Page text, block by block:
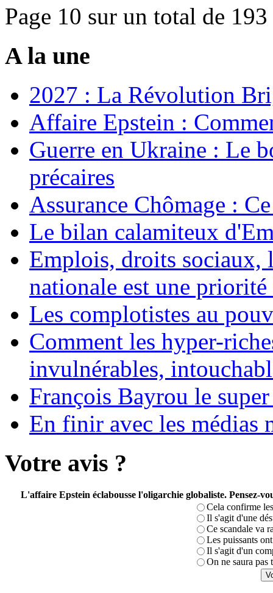
Page 10 sur un total de 193
A la une
2027 : La Révolution
Affaire Epstein :
Guerre en Ukraine : Le
précaires
Assurance Chômage :
Le bilan calamiteux
Emplois, droits sociaux,
nationale est une
Les complotistes au
Comment les hyper-
invulnérables,
François Bayrou le
En finir avec les médias
Votre avis ?
L'affaire Epstein éclabousse l'oligarchie globaliste. Pensez-
Cela confirme
Il s'agit d'une
Ce scandale va
Les puissants
Il s'agit d'un
On ne saura pas